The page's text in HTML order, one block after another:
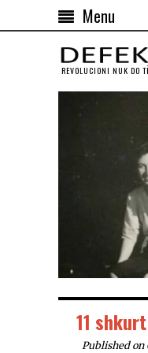
Menu
REVOLUCIONI NUK DO
11
Published on